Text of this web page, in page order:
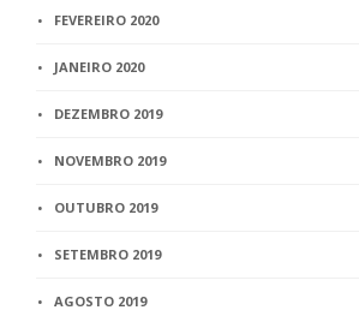
FEVEREIRO 2020
JANEIRO 2020
DEZEMBRO 2019
NOVEMBRO 2019
OUTUBRO 2019
SETEMBRO 2019
AGOSTO 2019